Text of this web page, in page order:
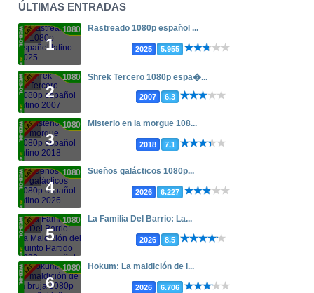
ÚLTIMAS ENTRADAS
1
1080p Rastreado 1080p español ...
2025 5.955
2
1080p Shrek Tercero 1080p espa�...
2007 6.3
3
1080p Misterio en la morgue 108...
2018 7.1
4
1080p Sueños galácticos 1080p...
2026 6.227
5
1080p La Familia Del Barrio: La...
2026 8.5
6
1080p Hokum: La maldición de l...
2026 6.706